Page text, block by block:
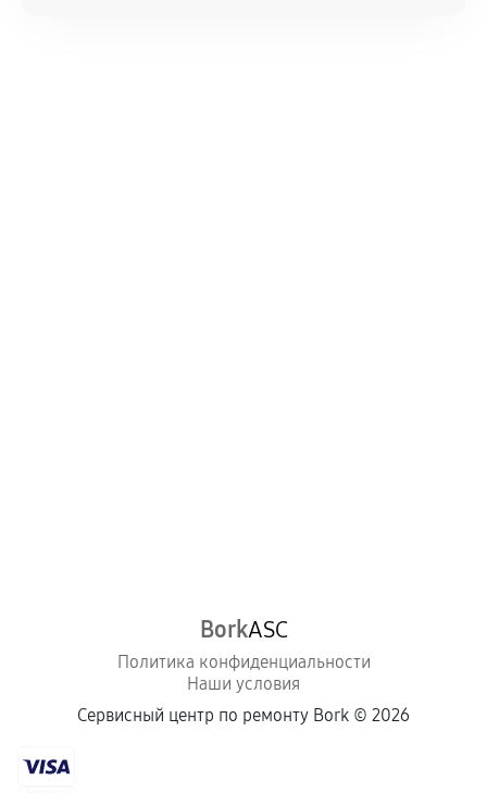
BorkASC
Политика конфиденциальности
Наши условия
Сервисный центр по ремонту Bork © 2026